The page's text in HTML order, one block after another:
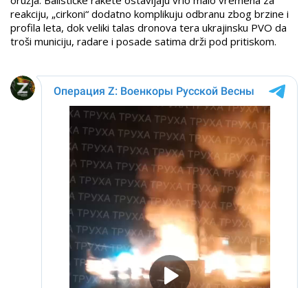
reakciju, „cirkoni“ dodatno komplikuju odbranu zbog brzine i
profila leta, dok veliki talas dronova tera ukrajinsku PVO da
troši municiju, radare i posade satima drži pod pritiskom.